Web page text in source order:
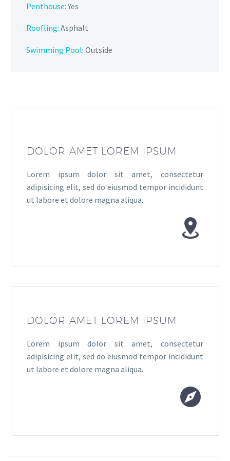
Penthouse:Yes
Roofling: Asphalt
Swimming Pool: Outside
DOLOR AMET LOREM IPSUM
Lorem ipsum dolor sit amet, consectetur
adipisicing elit, sed do eiusmod tempor incididunt
ut labore et dolore magna aliqua.


DOLOR AMET LOREM IPSUM
Lorem ipsum dolor sit amet, consectetur
adipisicing elit, sed do eiusmod tempor incididunt
ut labore et dolore magna aliqua.

